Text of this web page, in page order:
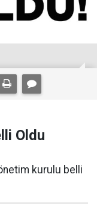
Oldu
kurulu belli